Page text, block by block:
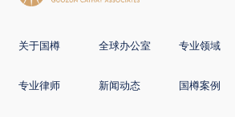
关于国樽 全球办公室 专业领域
专业律师 新闻动态 国樽案例